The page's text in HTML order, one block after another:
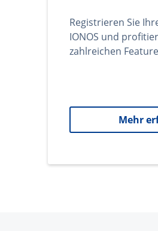
Registrieren Sie
IONOS und
zahlreichen
Mehr